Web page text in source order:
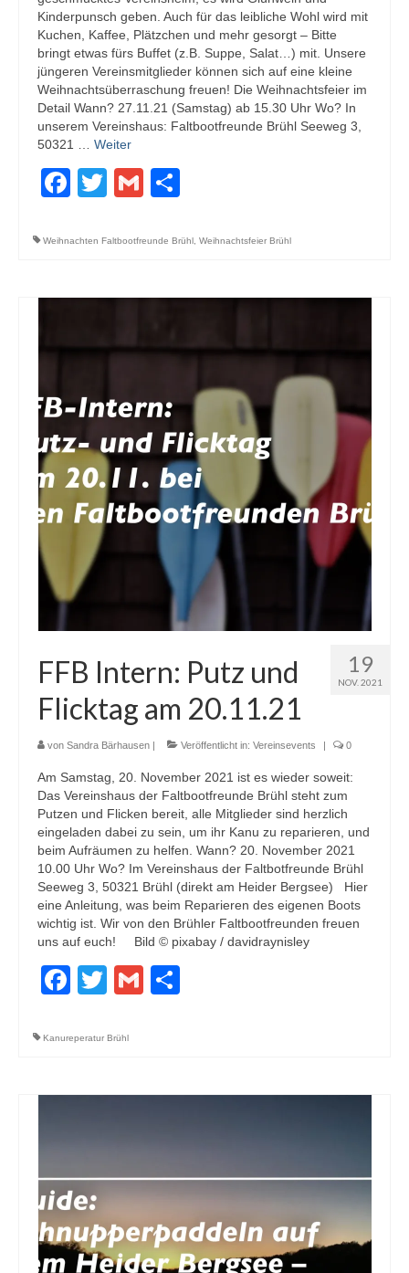
Kinderpunsch geben. Auch für das leibliche Wohl wird mit
Kuchen, Kaffee, Plätzchen und mehr gesorgt – Bitte
bringt etwas fürs Buffet (z.B. Suppe, Salat…) mit. Unsere
jüngeren Vereinsmitglieder können sich auf eine kleine
Weihnachtsüberraschung freuen! Die Weihnachtsfeier im
Detail Wann? 27.11.21 (Samstag) ab 15.30 Uhr Wo? In
unserem Vereinshaus: Faltbootfreunde Brühl Seeweg 3,
50321 … Weiter
Facebook
TwitterGmail
Weihnachten Faltbootfreunde Brühl , Weihnachtsfeier Brühl
19
NOV. 2021
FFB Intern: Putz und
Flicktag am 20.11.21
von Sandra Bärhausen Veröffentlicht in: Vereinsevents 0
Am Samstag, 20. November 2021 ist es wieder soweit:
Das Vereinshaus der Faltbootfreunde Brühl steht zum
Putzen und Flicken bereit, alle Mitglieder sind herzlich
eingeladen dabei zu sein, um ihr Kanu zu reparieren, und
beim Aufräumen zu helfen. Wann? 20. November 2021
10.00 Uhr Wo? Im Vereinshaus der Faltbotfreunde Brühl
Seeweg 3, 50321 Brühl (direkt am Heider Bergsee) Hier
eine Anleitung, was beim Reparieren des eigenen Boots
wichtig ist. Wir von den Brühler Faltbootfreunden freuen
uns auf euch! Bild © pixabay / davidraynisley
Facebook
TwitterGmail
Kanureperatur Brühl